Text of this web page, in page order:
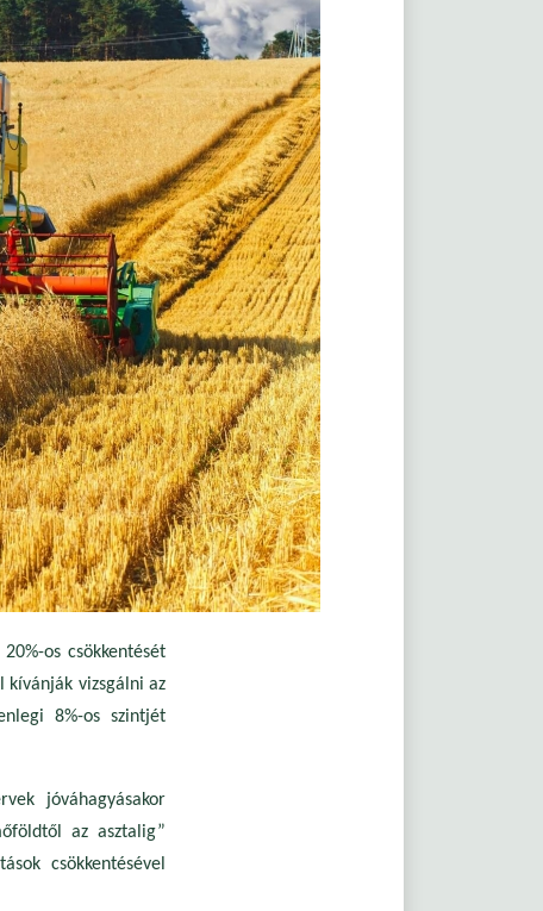
os csökkentését
vizsgálni az
8%-os szintjét
jóváhagyásakor
az asztalig”
csökkentésével